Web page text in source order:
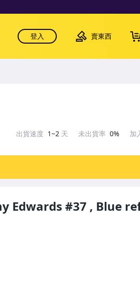
登入 賣東西
Edwards #37 , Blue
出貨速度 1~2 天 未出貨率 0% 加